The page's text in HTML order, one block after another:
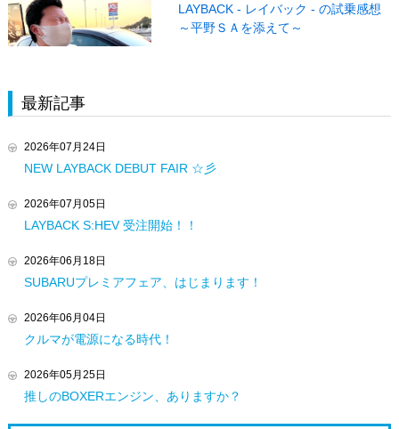
LAYBACK - レイバック - の試乗感想
～平野ＳＡを添えて～
最新記事
2026年07月24日
NEW LAYBACK DEBUT FAIR ☆彡
2026年07月05日
LAYBACK S:HEV 受注開始！！
2026年06月18日
SUBARUプレミアフェア、はじまります！
2026年06月04日
クルマが電源になる時代！
2026年05月25日
推しのBOXERエンジン、ありますか？